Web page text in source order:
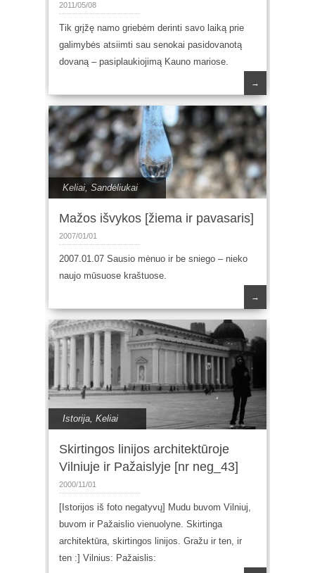
2011/05/08
Tik grįžę namo griebėm derinti savo laiką prie
galimybės atsiimti sau senokai pasidovanotą
dovaną – pasiplaukiojimą Kauno mariose.
→
Keliai, Sandėliukai
Mažos išvykos [žiema ir pavasaris]
2007/01/01
2007.01.07 Sausio mėnuo ir be sniego – nieko
naujo mūsuose kraštuose.
→
Istorija Keliai
Skirtingos linijos architektūroje
Vilniuje ir Pažaislyje [nr neg_43]
2000/11/01
[Istorijos iš foto negatyvų] Mudu buvom Vilniuj,
buvom ir Pažaislio vienuolyne. Skirtinga
architektūra, skirtingos linijos. Gražu ir ten, ir
ten :] Vilnius: Pažaislis: